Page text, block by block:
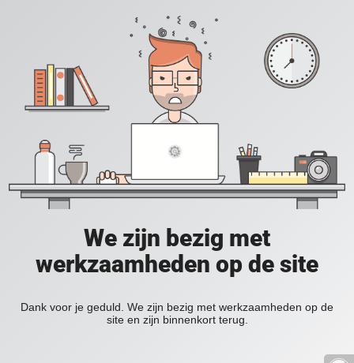
We zijn bezig met
werkzaamheden op de site
Dank voor je geduld. We zijn bezig met werkzaamheden op de
site en zijn binnenkort terug.